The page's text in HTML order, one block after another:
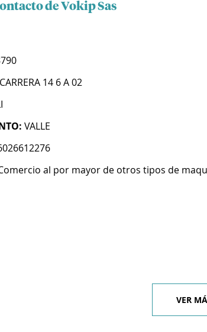
de Vokip Sas
CARRERA 14 6 A 02
VALLE
al por mayor de otros tipos de
VER